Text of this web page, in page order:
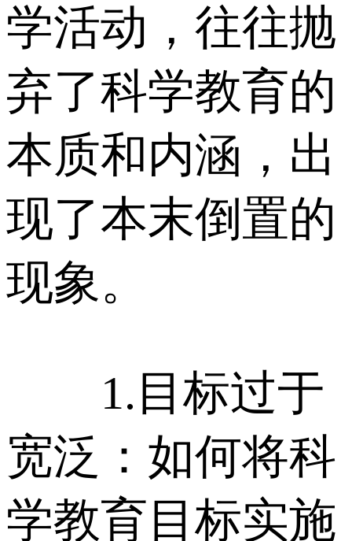
学活动，往往抛
弃了科学教育的
本质和内涵，出
现了本末倒置的
现象。
1.目标过于
宽泛：如何将科
学教育目标实施